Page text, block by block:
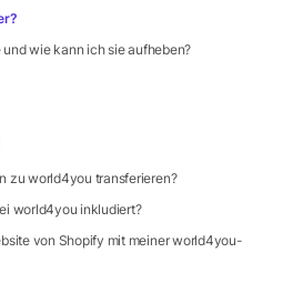
und wie kann ich sie aufheben?
zu world4you transferieren?
world4you inkludiert?
von Shopify mit meiner world4you-